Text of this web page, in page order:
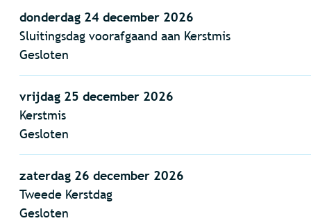
donderdag 24 december 2026
Sluitingsdag voorafgaand aan Kerstmis
Gesloten
vrijdag 25 december 2026
Kerstmis
Gesloten
zaterdag 26 december 2026
Tweede Kerstdag
Gesloten